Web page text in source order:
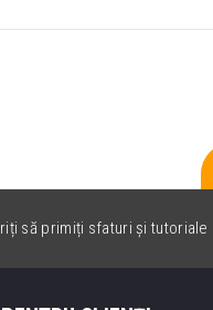
să primiți sfaturi și